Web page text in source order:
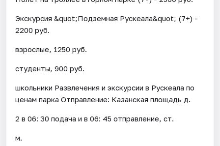
Экскурсия &quot;Подземная Рускеала&quot; (7+) -
2200 руб.
взрослые, 1250 руб.
студенты, 900 руб.
школьники Развлечения и экскурсии в Рускеала по
ценам парка Отправление: Казанская площадь д.
2 в 06: 30 подача и в 06: 45 отправление, ст.
м.